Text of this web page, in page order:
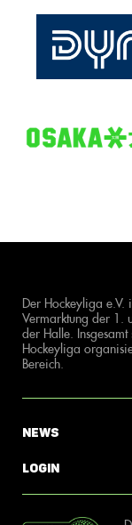
Der Hockeyliga
Vermarktung der 1.
der Halle.
Hockeyliga
Bereich.
News
Login